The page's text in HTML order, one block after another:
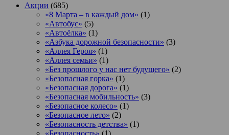
Акции (685)
«8 Марта – в каждый дом» (1)
«Автобус» (5)
«Автоёлка» (1)
«Азбука дорожной безопасности» (3)
«Аллея Героя» (1)
«Аллея семьи» (1)
«Без прошлого у нас нет будущего» (2)
«Безопасная горка» (1)
«Безопасная дорога» (1)
«Безопасная мобильность» (3)
«Безопасное колесо» (1)
«Безопасное лето» (2)
«Безопасность детства» (1)
«Безопасность» (1)